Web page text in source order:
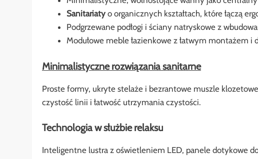
Sanitariatyo organicznych kształtach, które łączą
Podgrzewane podłogi i ściany natryskowe z
Modułowe meble łazienkowe z łatwym montażem i
Minimalistyczne rozwiązania sanitarne
Proste formy, ukryte stelaże i bezrantowe muszle
czystość linii i łatwość utrzymania czystości.
Technologia w służbie relaksu
Inteligentne lustra z oświetleniem LED, panele dotykowe